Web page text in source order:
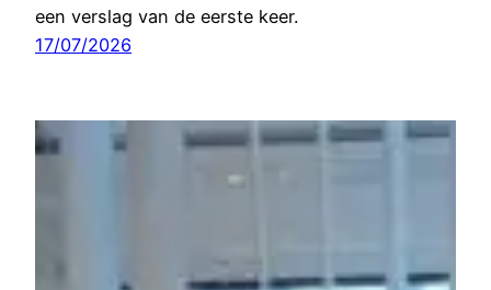
een verslag van de eerste keer.
17/07/2026